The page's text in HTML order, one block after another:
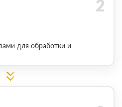
для обработки и